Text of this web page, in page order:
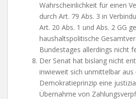
Wahrscheinlichkeit für einen
durch Art. 79 Abs. 3 in
Art. 20 Abs. 1 und Abs. 2 GG
haushaltspolitische
Bundestages allerdings nicht
Der Senat hat bislang nicht
inwieweit sich unmittelbar aus
Demokratieprinzip eine
Übernahme von